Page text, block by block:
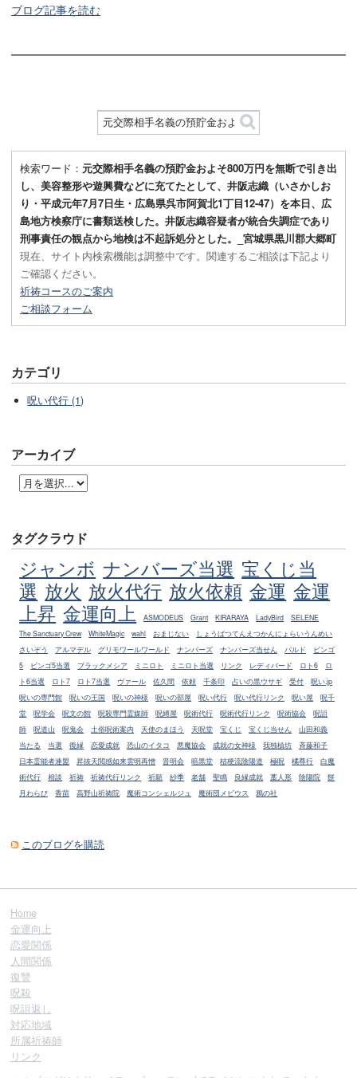
ブログ記事を読む
検索ワード： 元交際相手名義の預貯金およそ800万円を無断で引き出
し、美容整形や遊興費などに充てたとして、井阪志織（いさかしお
り・平成元年7月7日生・広島県呉市阿賀北1丁目12-47）を本日、広
島地方検察庁に書類送検した。井阪志織容疑者が統合失調症であり
刑事責任の観点から地検は不起訴処分とした。_宮城県黒川郡大郷町
現在、サイト内検索機能は調整中です。関連するご相談は下記より
ご確認ください。
祈祷コースのご案内
ご相談フォーム
カテゴリ
呪い代行 (1)
アーカイブ
タグクラウド
ジャンボ ナンバーズ当選 宝くじ当
選 放火 放火代行 放火依頼 金運 金運
上昇 金運向上 ASMODEUS Grant KIRARAYA LadyBird
SELENE
The Sanctuary Crew
WhiteMagic wahl おまじない
しょうばつてんえつかんにょらいうんめい
さいぞう
アルマデル グリモワールワールド ナンバーズ ナンバーズ当せん バルド
ビンゴ
5
ビンゴ5当選 ブラックメシア ミニロト ミニロト当選 リンク レディバード ロト6
ロ
ト6当選
ロト7 ロト7当選 ヴァール 佐久間 依頼 千条印 占いの黒ウサギ 受付
呪い.jp
呪いの専門館
呪いの王国 呪いの神様 呪いの部屋 呪い代行 呪い代行リンク 呪い屋
呪千
堂
呪学会 呪文の館 呪殺専門霊媒師 呪縛屋 呪術代行 呪術代行リンク 呪術協会
呪詛
師
呪道山 呪鬼会 土俗呪術案内 天使のまほう 天呪堂 宝くじ 宝くじ当せん
山田和義
当たる
当選 復縁 恋愛成就 恐山のイタコ 悪魔協会 成就の女神様 我独槙坊
斉藤和子
日本霊能者連盟
昇抜天閲感如来雲明再憎 晋明会 暗黒堂 桔梗流陰陽道 極呪 橘尊行
白魔
術代行
相談 祈祷 祈祷代行リンク 祈願 紗季 老舗 聖鳴 良縁成就 藁人形 陰陽院
餅
月わらび
香苗 高野山祈祷院 魔術コンシェルジュ 魔術団メビウス 鴉の社
このブログを購読
Home
金運向上
恋愛関係
人間関係
復讐
呪殺
呪詛返し
対応地域
所属祈祷師
リンク